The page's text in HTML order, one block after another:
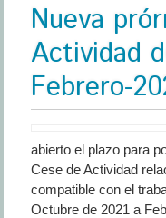
Nueva
Actividad
Febrero-
abierto el plazo para
Cese de Actividad
compatible con el
Octubre de 2021 a